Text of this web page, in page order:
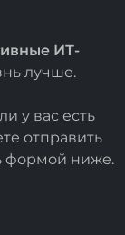
ИТ-
лучше.
у вас есть
отправить
формой ниже.